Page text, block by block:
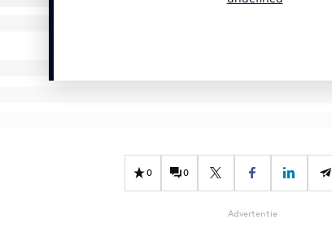
0 0
Advertentie